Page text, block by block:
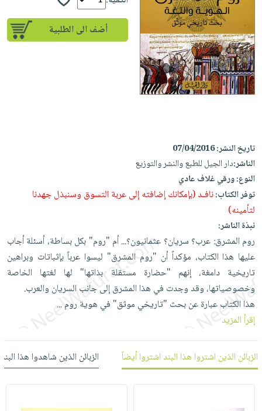
إختياراتنا
كتب
أكاديمية
صندوق
القراءة
English
iKitab
بلا
حدود
أسئلة
يتكرر
على
Android
تحميل
iKitab
على
Apple
أسئلة
طرحها
تحميل
masmu3
على
على
Apple
المواضيع
الأكثر
مبيعاً
إختياراتنا
وسائل
جوائز
تعليمية
الصحة
والعناية
الشخصية
جديد
العناية
الشخصية
العناية
وتصفيف
الشعر
العناية
بالجسم
العناية
بالأسنان
الحمية
والتغذية
والسفرة
جديد
الكل
أواني
الطهي
أدوات
الخبز
أدوات
المائدة
الأوعية
والتخزين
أدوات
المطبخ
متجر
الهدايا
أقسام
الأكثر
مبيعاً
العودة
للمدارس
اكسسوارات
كتب
اكسسوارات
منزلية
شحن
مجاني
بنود
مختارة
كل
الاشتراكات
صندوق
بحث
متقدم
أضف الى الطلبية
تاريخ النشر:07/04/2016
الناشر:دار الجيل للطبع والنشر والتوزيع
النوع:ورقي غلاف عادي
توفر الكتاب:نافـد (بإمكانك إضافته إلى عربة التسوق وسنبذل جهدنا
لتأمينه)
نبذة الناشر:
روم المشرق: عرب؟ سريان؟ عثمانيون؟... أم "روم" بكل بساطة، أسئلة أجاب
عليها هذا الكتاب، مؤكداً أن "روم المشرق" ليسوا عرباً بإثباتات وبراهين
تاريخية دامغة، إنهم "حضارة مستقلة بذاتها" لها لغتها الخاصة
وخصوصياتها، وقد وجدت في هذا المشرق إلى جانب السريان والعرب.
هذا الكتاب عبارة عن بحث "تاريخي موثق" في هوية روم...
إقرأ المزيد
الزبائن الذين اشتروا هذا البند اشتروا أيضاً الزبائن الذين شاهدوا هذا